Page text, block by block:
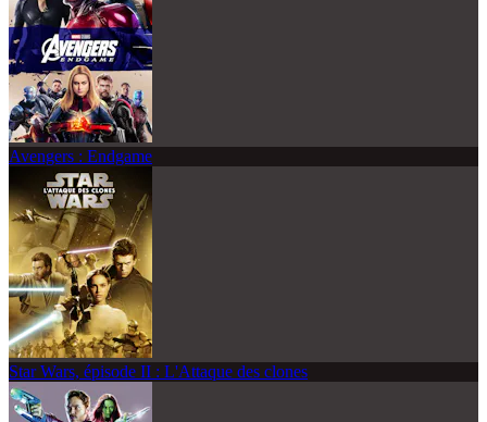
Avengers : Endgame
Star Wars, épisode II : L'Attaque des clones